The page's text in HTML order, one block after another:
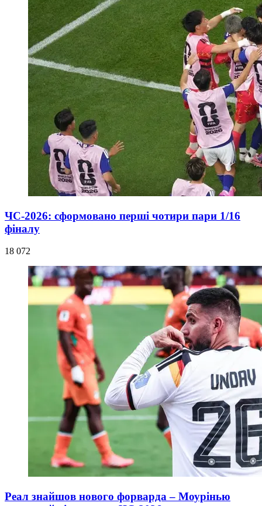
ЧС-2026: сформовано перші чотири пари 1/16
фіналу
18 072
Реал знайшов нового форварда – Моурінью